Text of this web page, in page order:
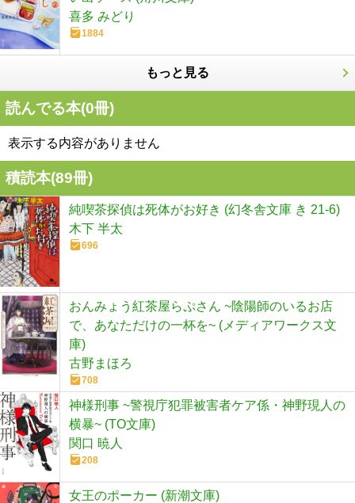
喜多 みどり
1884
もっと見る
読んでる本(0冊)
表示する内容がありません
積読本(89冊)
純喫茶探偵は死体がお好き (幻冬舎文庫 き 21-6)
木下 半太
696
おんみょう紅茶屋らぷさん ~陰陽師のいるお店
で、あなただけの一杯を~ (メディアワークス文
庫)
古野まほろ
708
神様刑事 ~警視庁犯罪被害者ケア係・神野現人の
横暴~ (TO文庫)
関口 暁人
208
女王のポーカー (新潮文庫)